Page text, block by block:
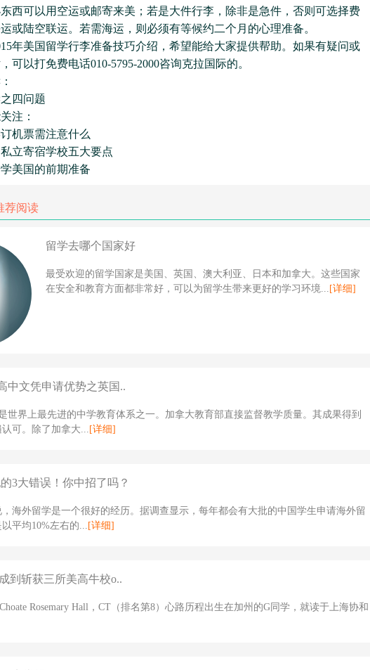
可以用空运或邮寄来美；若是大件行李，除非是急件，否则可选择费
或陆空联运。若需海运，则必须有等候约二个月的心理准备。
美国留学行李准备技巧介绍，希望能给大家提供帮助。如果有疑问或
可以打免费电话010-5795-2000咨询克拉国际的。
四问题
注：
票需注意什么
寄宿学校五大要点
国的前期准备
荐阅读
留学去哪个国家好
最受欢迎的留学国家是美国、英国、澳大利亚、日本和加拿大。这些国家
在安全和教育方面都非常好，可以为留学生带来更好的学习环境... [详细]
中文凭申请优势之英国..
世界上最先进的中学教育体系之一。加拿大教育部直接监督教学质量。其成果得到
可。除了加拿大...[详细]
3大错误！你中招了吗？
海外留学是一个很好的经历。据调查显示，每年都会有大批的中国学生申请海外留
平均10%左右的...[详细]
到斩获三所美高牛校o..
Rosemary Hall，CT（排名第8）心路历程出生在加州的G同学，就读于上海协和